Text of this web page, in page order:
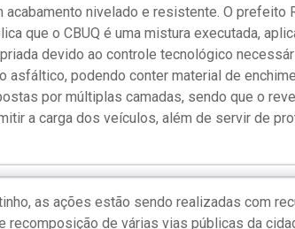
nivelado e resistente. O prefeito
que o CBUQ é uma mistura executada,
devido ao controle tecnológico
asfáltico, podendo conter material de
por múltiplas camadas, sendo que o
a carga dos veículos, além de servir de
as ações estão sendo realizadas com
recomposição de várias vias públicas da